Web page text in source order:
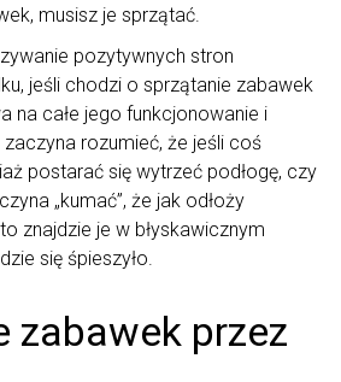
musisz je sprzątać.
pozytywnych stron
jeśli chodzi o sprzątanie zabawek
na całe jego funkcjonowanie i
rozumieć, że jeśli coś
postarać się wytrzeć podłogę, czy
„kumać”, że jak odłoży
znajdzie je w błyskawicznym
się śpieszyło.
zabawek przez